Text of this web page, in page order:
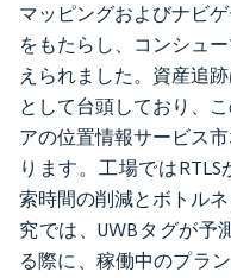
マッピングおよびナビ
をもたらし、コンシュ
えられました。資産追
として台頭しており、
アの位置情報サービス
ります。工場では
索時間の削減とボトル
究では、UWBタグが予
る際に、稼働中のプラ